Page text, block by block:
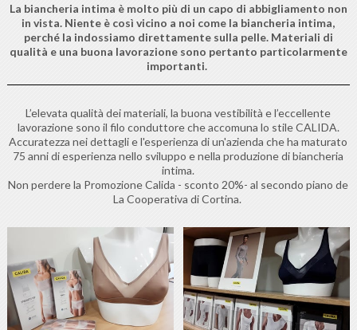
La biancheria intima è molto più di un capo di abbigliamento non
in vista. Niente è così vicino a noi come la biancheria intima,
perché la indossiamo direttamente sulla pelle. Materiali di
qualità e una buona lavorazione sono pertanto particolarmente
importanti.
L’elevata qualità dei materiali, la buona vestibilità e l’eccellente
lavorazione sono il filo conduttore che accomuna lo stile CALIDA.
Accuratezza nei dettagli e l'esperienza di un'azienda che ha maturato
75 anni di esperienza nello sviluppo e nella produzione di biancheria
intima.
Non perdere la Promozione Calida - sconto 20%- al secondo piano de
La Cooperativa di Cortina.